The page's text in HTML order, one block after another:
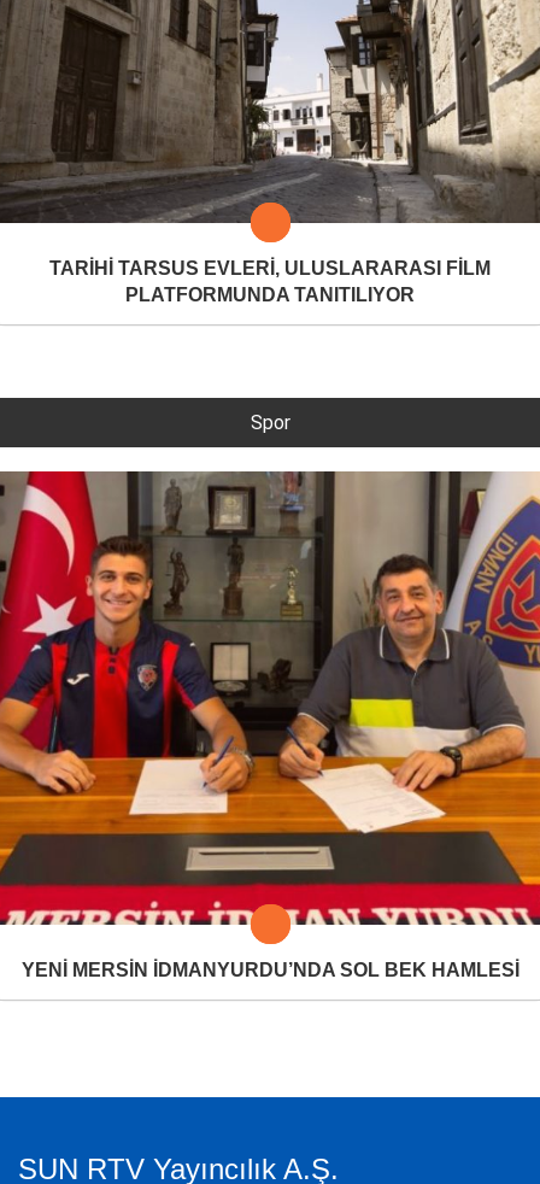
TARİHİ TARSUS EVLERİ, ULUSLARARASI FİLM
PLATFORMUNDA TANITILIYOR
Spor
YENİ MERSİN İDMANYURDU’NDA SOL BEK HAMLESİ
SUN RTV Yayıncılık A.Ş.